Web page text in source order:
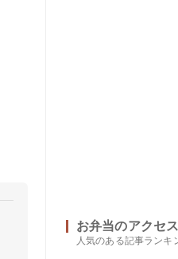
お弁当のアクセ
人気のある記事ランキ